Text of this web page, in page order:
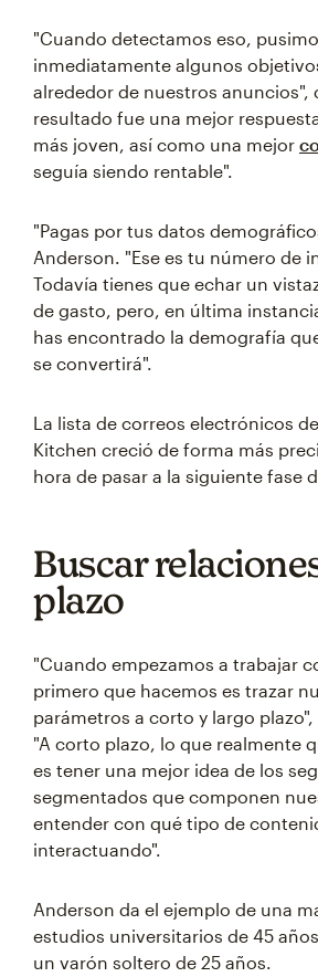
"Cuando detectamos eso,
inmediatamente algunos
alrededor de nuestros anuncios",
resultado fue una mejor
más joven, así como una mejor
seguía siendo rentable".
"Pagas por tus datos
Anderson. "Ese es tu número de
Todavía tienes que echar un
de gasto, pero, en última
has encontrado la demografía
se convertirá".
La lista de correos electrónicos
Kitchen creció de forma más
hora de pasar a la siguiente fase
Buscar
plazo
"Cuando empezamos a trabajar
primero que hacemos es trazar
parámetros a corto y largo
"A corto plazo, lo que realmente
es tener una mejor idea de los
segmentados que componen
entender con qué tipo de
interactuando".
Anderson da el ejemplo de una
estudios universitarios de 45
un varón soltero de 25 años.